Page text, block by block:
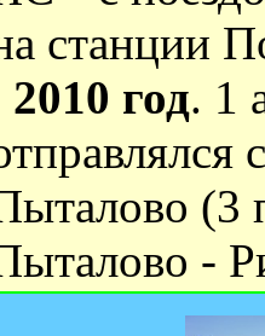
станции
2010 год. 1
(3
-